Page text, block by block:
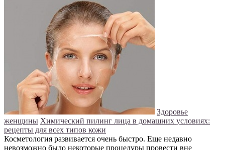
Здоровье
женщины Химический пилинг лица в домашних условиях:
рецепты для всех типов кожи
Косметология развивается очень быстро. Еще недавно
невозможно было некоторые процедуры провести вне